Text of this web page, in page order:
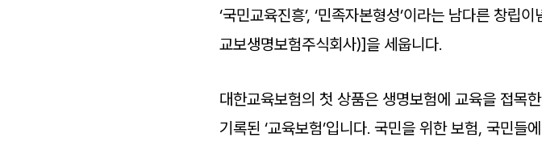
‘국민교육진흥’, ‘민족자본형성’이라는 남다른 창립
교보생명보험주식회사)]을 세웁니다.
대한교육보험의 첫 상품은 생명보험에 교육을 접목
기록된 ‘교육보험’입니다. 국민을 위한 보험, 국민들